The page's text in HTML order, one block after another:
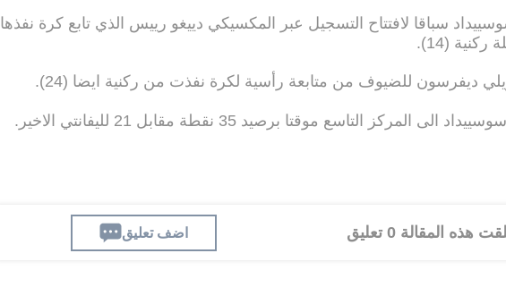
سباقا لافتتاح التسجيل عبر المكسيكي دييغو رييس الذي تابع كرة نفذها
(14).
ديفرسون للضيوف من متابعة رأسية لكرة نفذت من ركنية ايضا (24).
الى المركز التاسع موقتا برصيد 35 نقطة مقابل 21 لليفانتي الاخير.
هذه المقالة 0 تعليق اضف تعليق